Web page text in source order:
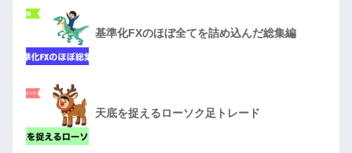
基準化FXのほぼ全てを詰め込んだ総集編
天底を捉えるローソク足トレード